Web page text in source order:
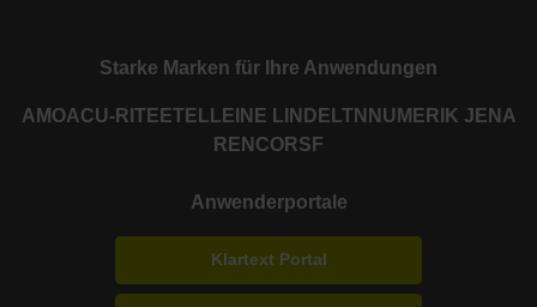
Starke Marken für Ihre Anwendungen
AMOACU-RITE ETEL LEINE LINDE LTN NUMERIK JENA
RENCORSF
Anwenderportale
Klartext Portal